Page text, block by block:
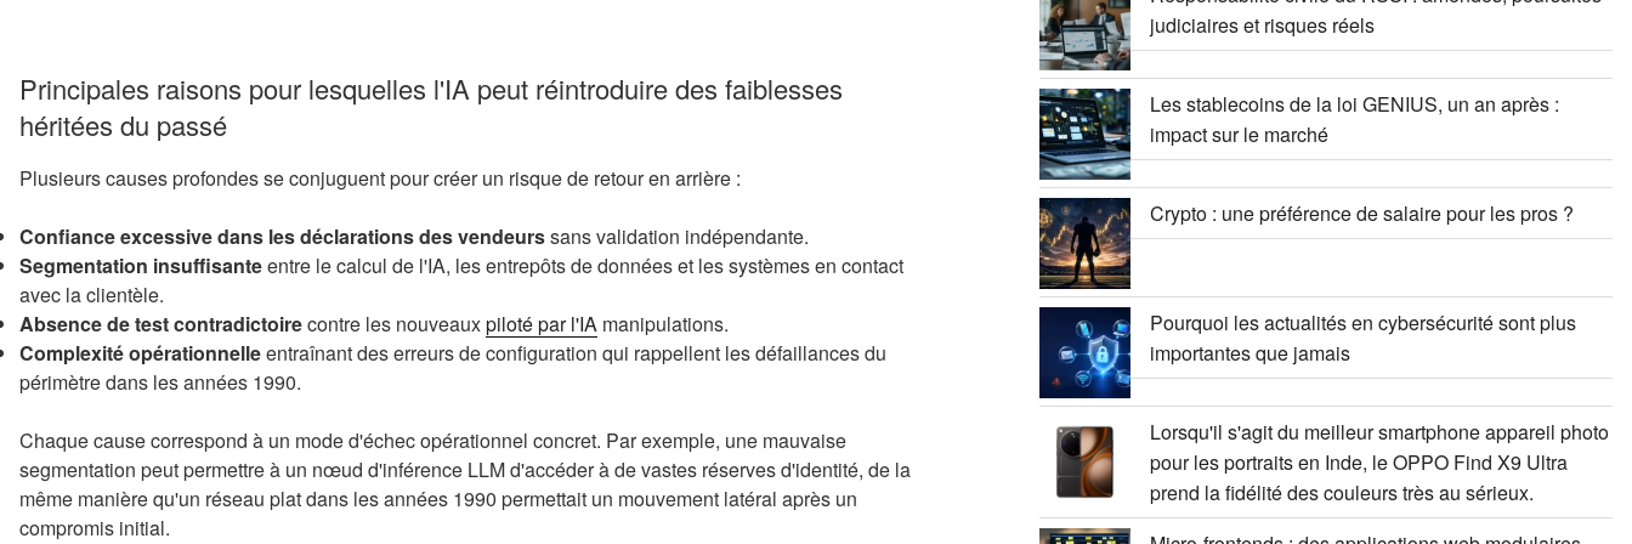
Principales raisons pour lesquelles l'IA peut réintroduire des faiblesses
héritées du passé
Plusieurs causes profondes se conjuguent pour créer un risque de retour en arrière :
Confiance excessive dans les déclarations des vendeurssans validation indépendante.
Segmentation insuffisanteentre le calcul de l'IA, les entrepôts de données et les systèmes en contact
avec la clientèle.
Absence de test contradictoirecontre les nouveauxpiloté par l'IA manipulations.
Complexité opérationnelleentraînant des erreurs de configuration qui rappellent les défaillances du
périmètre dans les années 1990.
Chaque cause correspond à un mode d'échec opérationnel concret. Par exemple, une mauvaise
segmentation peut permettre à un nœud d'inférence LLM d'accéder à de vastes réserves d'identité, de la
même manière qu'un réseau plat dans les années 1990 permettait un mouvement latéral après un
compromis initial.
judiciaires et risques réels
Les stablecoins de la loi GENIUS, un an après :
impact sur le marché
Crypto : une préférence de salaire pour les pros ?
Pourquoi les actualités en cybersécurité sont plus
importantes que jamais
Lorsqu'il s'agit du meilleur smartphone appareil photo
pour les portraits en Inde, le OPPO Find X9 Ultra
prend la fidélité des couleurs très au sérieux.